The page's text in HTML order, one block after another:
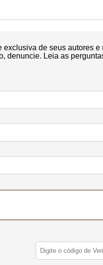
de seus autores
denuncie. Leia as